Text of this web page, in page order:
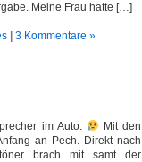
Meine Frau hatte […]
3 Kommentare »
im Auto.
Mit den
an Pech. Direkt nach
brach mit samt der